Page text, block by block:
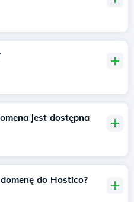
jest dostępna
do Hostico?